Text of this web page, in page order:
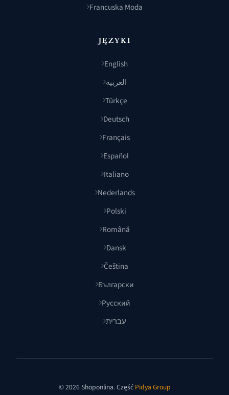
Francuska Moda
JĘZYKI
English
العربية
Türkçe
Deutsch
Français
Español
Italiano
Nederlands
Polski
Română
Dansk
Čeština
Български
Русский
עברית
© 2026 Shoponlina. Część Pidya Group